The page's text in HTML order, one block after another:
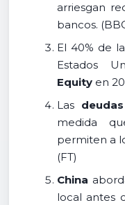
arriesgan
bancos.
El 40% de
Estados
Equityen
Las
medida
permiten a
(FT)
China
local antes